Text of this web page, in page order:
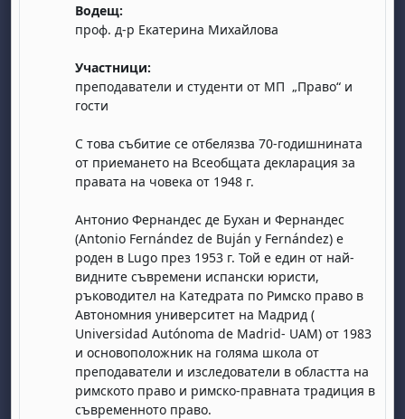
Водещ:
проф. д-р Екатерина Михайлова
Участници:
преподаватели и студенти от МП „Право“ и
гости
С това събитие се отбелязва 70-годишнината
от приемането на Всеобщата декларация за
правата на човека от 1948 г.
Антонио Фернандес де Бухан и Фернандес
(Antonio Fernández de Buján y Fernández) e
роден в Lugo през 1953 г. Той е един от най-
видните съвремени испански юристи,
ръководител на Катедрата по Римско право в
Автономния университет на Мадрид (
Universidad Autónoma de Madrid- UAM) от 1983
и основоположник на голяма школа от
преподаватели и изследователи в областта на
римското право и римско-правната традиция в
съвременното право.
29 август
неделя, 30 август